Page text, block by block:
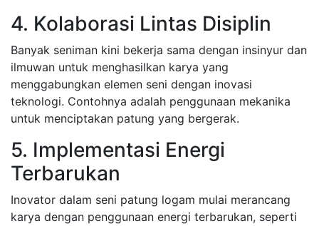
4. Kolaborasi Lintas Disiplin
Banyak seniman kini bekerja sama dengan insinyur dan
ilmuwan untuk menghasilkan karya yang
menggabungkan elemen seni dengan inovasi
teknologi. Contohnya adalah penggunaan mekanika
untuk menciptakan patung yang bergerak.
5. Implementasi Energi
Terbarukan
Inovator dalam seni patung logam mulai merancang
karya dengan penggunaan energi terbarukan, seperti